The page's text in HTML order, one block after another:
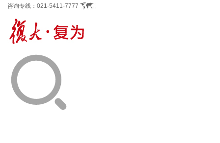
咨询专线： 021-5411-7777